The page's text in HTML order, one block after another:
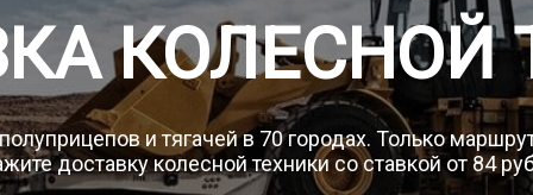
КОЛЕСНОЙ
и тягачей в 70 городах. Только
доставку колесной техники со ставкой от 84